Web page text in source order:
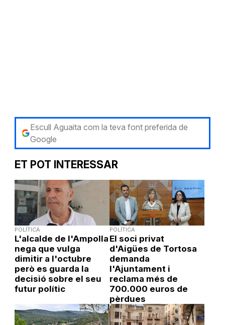
Escull Aguaita com la teva font preferida de
Google
ET POT INTERESSAR
POLÍTICA
L'alcalde de l'Ampolla
nega que vulga
dimitir a l'octubre
però es guarda la
decisió sobre el seu
futur polític
POLÍTICA
El soci privat
d'Aigües de Tortosa
demanda
l'Ajuntament i
reclama més de
700.000 euros de
pèrdues